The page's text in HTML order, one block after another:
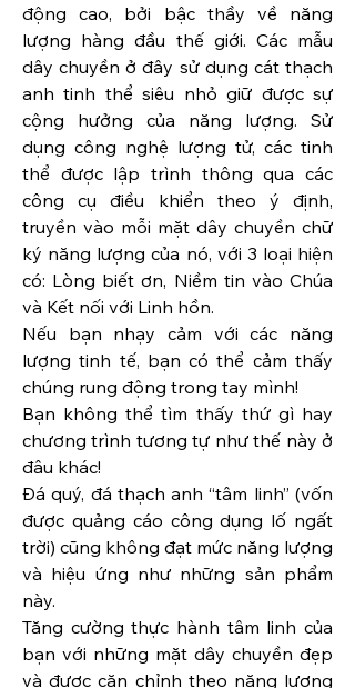
động cao, bởi bậc thầy về năng
lượng hàng đầu thế giới. Các mẫu
dây chuyền ở đây sử dụng cát thạch
anh tinh thể siêu nhỏ giữ được sự
cộng hưởng của năng lượng. Sử
dụng công nghệ lượng tử, các tinh
thể được lập trình thông qua các
công cụ điều khiển theo ý định,
truyền vào mỗi mặt dây chuyền chữ
ký năng lượng của nó, với 3 loại hiện
có: Lòng biết ơn, Niềm tin vào Chúa
và Kết nối với Linh hồn.
Nếu bạn nhạy cảm với các năng
lượng tinh tế, bạn có thể cảm thấy
chúng rung động trong tay mình!
Bạn không thể tìm thấy thứ gì hay
chương trình tương tự như thế này ở
đâu khác!
Đá quý, đá thạch anh “tâm linh” (vốn
được quảng cáo công dụng lố ngất
trời) cũng không đạt mức năng lượng
và hiệu ứng như những sản phẩm
này.
Tăng cường thực hành tâm linh của
bạn với những mặt dây chuyền đẹp
và được căn chỉnh theo năng lượng